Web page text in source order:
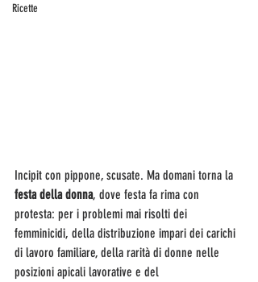
Ricette
Incipit con pippone, scusate. Ma domani torna la
festa della donna, dove festa fa rima con
protesta: per i problemi mai risolti dei
femminicidi, della distribuzione impari dei carichi
di lavoro familiare, della rarità di donne nelle
posizioni apicali lavorative e del